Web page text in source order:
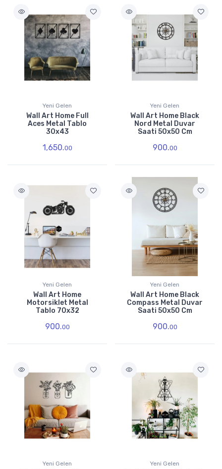
Yeni Gelen
Wall Art Home Full
Aces Metal Tablo
30x43
1,650.00
Yeni Gelen
Wall Art Home Black
Nord Metal Duvar
Saati 50x50 Cm
900.00
Yeni Gelen
Wall Art Home
Motorsiklet Metal
Tablo 70x32
900.00
Yeni Gelen
Wall Art Home Black
Compass Metal Duvar
Saati 50x50 Cm
900.00
Yeni Gelen Yeni Gelen